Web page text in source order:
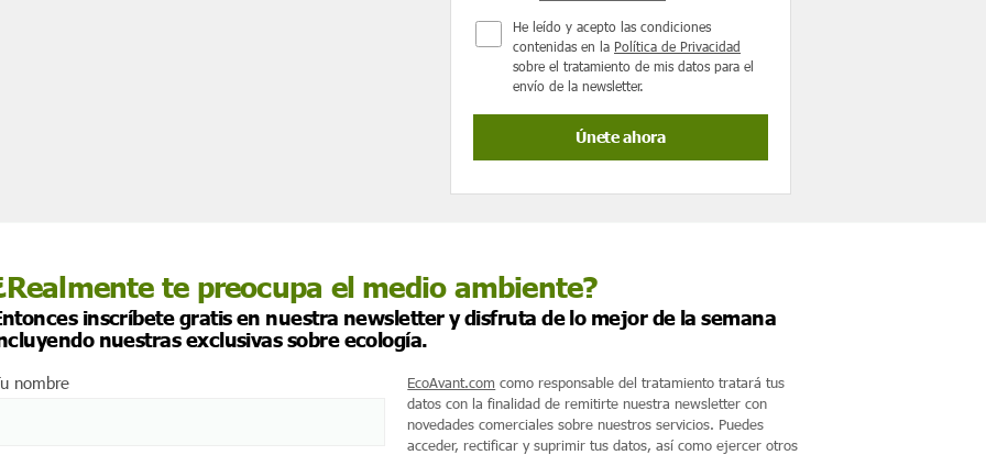
He leído y acepto las condiciones
contenidas en la Política de Privacidad
sobre el tratamiento de mis datos para el
envío de la newsletter.
te preocupa el medio ambiente?
inscríbete gratis en nuestra newsletter y disfruta de lo mejor de la semana
nuestras exclusivas sobre ecología.
nombre EcoAvant.com como responsable del tratamiento tratará tus
datos con la finalidad de remitirte nuestra newsletter con
novedades comerciales sobre nuestros servicios. Puedes
acceder, rectificar y suprimir tus datos, así como ejercer otros